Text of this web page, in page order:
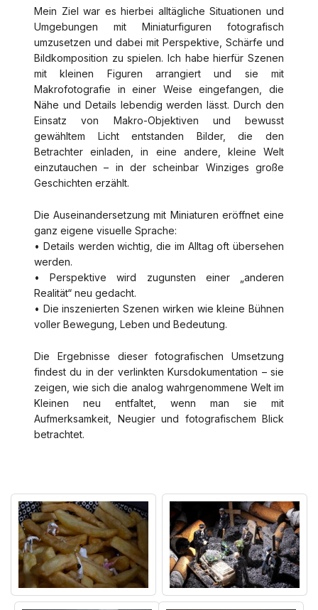
Mein Ziel war es hierbei alltägliche Situationen und
Umgebungen mit Miniaturfiguren fotografisch
umzusetzen und dabei mit Perspektive, Schärfe und
Bildkomposition zu spielen. Ich habe hierfür Szenen
mit kleinen Figuren arrangiert und sie mit
Makrofotografie in einer Weise eingefangen, die
Nähe und Details lebendig werden lässt. Durch den
Einsatz von Makro-Objektiven und bewusst
gewähltem Licht entstanden Bilder, die den
Betrachter einladen, in eine andere, kleine Welt
einzutauchen – in der scheinbar Winziges große
Geschichten erzählt.
Die Auseinandersetzung mit Miniaturen eröffnet eine
ganz eigene visuelle Sprache:
• Details werden wichtig, die im Alltag oft übersehen
werden.
• Perspektive wird zugunsten einer „anderen
Realität“ neu gedacht.
• Die inszenierten Szenen wirken wie kleine Bühnen
voller Bewegung, Leben und Bedeutung.
Die Ergebnisse dieser fotografischen Umsetzung
findest du in der verlinkten Kursdokumentation – sie
zeigen, wie sich die analog wahrgenommene Welt im
Kleinen neu entfaltet, wenn man sie mit
Aufmerksamkeit, Neugier und fotografischem Blick
betrachtet.